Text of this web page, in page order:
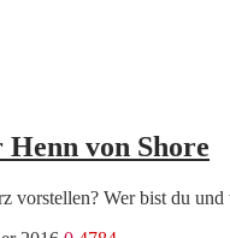
von Shore
vorstellen? Wer bist du